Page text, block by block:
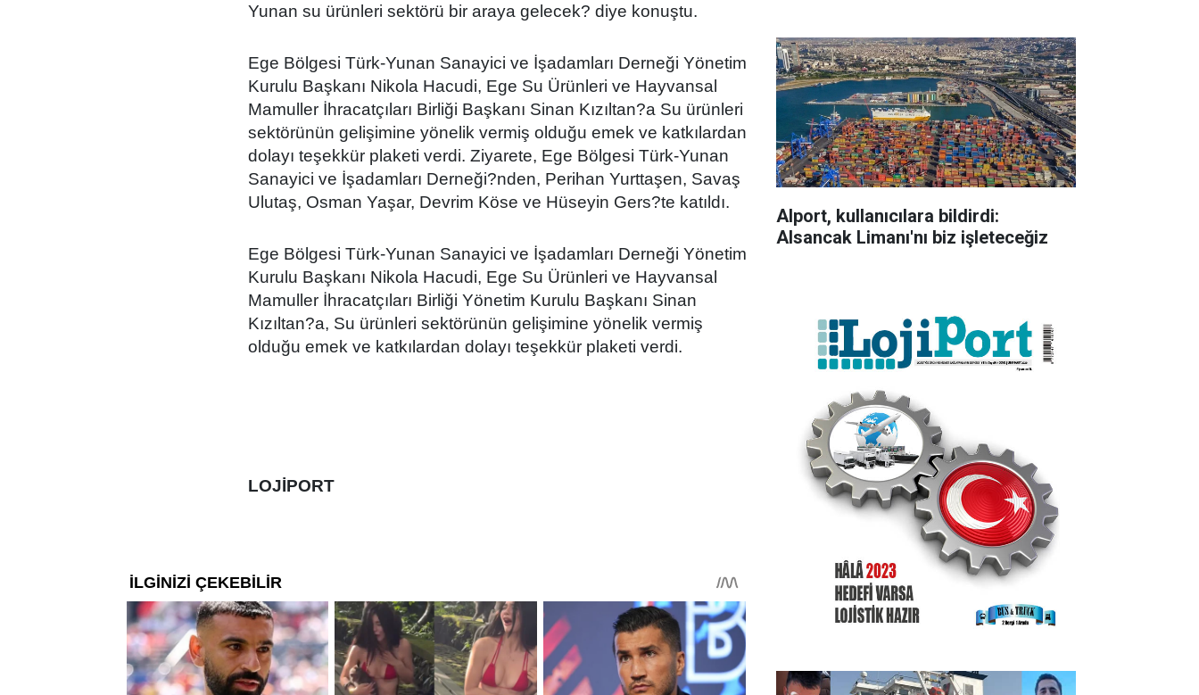
Yunan su ürünleri sektörü bir araya gelecek? diye konuştu.
Ege Bölgesi Türk-Yunan Sanayici ve İşadamları Derneği Yönetim
Kurulu Başkanı Nikola Hacudi, Ege Su Ürünleri ve Hayvansal
Mamuller İhracatçıları Birliği Başkanı Sinan Kızıltan?a Su ürünleri
sektörünün gelişimine yönelik vermiş olduğu emek ve katkılardan
dolayı teşekkür plaketi verdi. Ziyarete, Ege Bölgesi Türk-Yunan
Sanayici ve İşadamları Derneği?nden, Perihan Yurttaşen, Savaş
Ulutaş, Osman Yaşar, Devrim Köse ve Hüseyin Gers?te katıldı.
Ege Bölgesi Türk-Yunan Sanayici ve İşadamları Derneği Yönetim
Kurulu Başkanı Nikola Hacudi, Ege Su Ürünleri ve Hayvansal
Mamuller İhracatçıları Birliği Yönetim Kurulu Başkanı Sinan
Kızıltan?a, Su ürünleri sektörünün gelişimine yönelik vermiş
olduğu emek ve katkılardan dolayı teşekkür plaketi verdi.
LOJİPORT
Alport, kullanıcılara bildirdi:
Alsancak Limanı'nı biz işleteceğiz